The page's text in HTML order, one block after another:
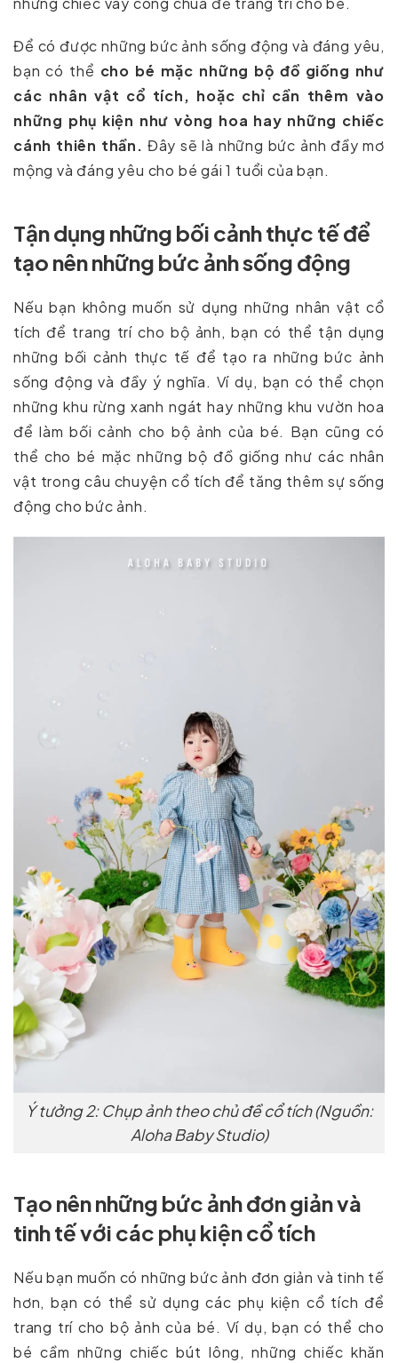
Để có được những bức ảnh sống động và đáng yêu,
bạn có thể cho bé mặc những bộ đồ giống như
các nhân vật cổ tích, hoặc chỉ cần thêm vào
những phụ kiện như vòng hoa hay những chiếc
cánh thiên thần. Đây sẽ là những bức ảnh đầy mơ
mộng và đáng yêu cho bé gái 1 tuổi của bạn.
Tận dụng những bối cảnh thực tế để
tạo nên những bức ảnh sống động
Nếu bạn không muốn sử dụng những nhân vật cổ
tích để trang trí cho bộ ảnh, bạn có thể tận dụng
những bối cảnh thực tế để tạo ra những bức ảnh
sống động và đầy ý nghĩa. Ví dụ, bạn có thể chọn
những khu rừng xanh ngát hay những khu vườn hoa
để làm bối cảnh cho bộ ảnh của bé. Bạn cũng có
thể cho bé mặc những bộ đồ giống như các nhân
vật trong câu chuyện cổ tích để tăng thêm sự sống
động cho bức ảnh.
Ý tưởng 2: Chụp ảnh theo chủ đề cổ tích (Nguồn:
Aloha Baby Studio)
Tạo nên những bức ảnh đơn giản và
tinh tế với các phụ kiện cổ tích
Nếu bạn muốn có những bức ảnh đơn giản và tinh tế
hơn, bạn có thể sử dụng các phụ kiện cổ tích để
trang trí cho bộ ảnh của bé. Ví dụ, bạn có thể cho
bé cầm những chiếc bút lông, những chiếc khăn